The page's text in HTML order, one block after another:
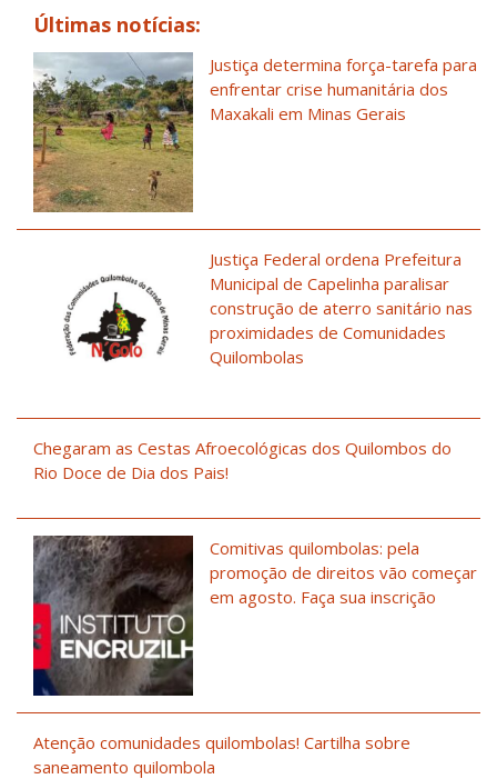
Últimas notícias:
Justiça determina força-tarefa para
enfrentar crise humanitária dos
Maxakali em Minas Gerais
Justiça Federal ordena Prefeitura
Municipal de Capelinha paralisar
construção de aterro sanitário nas
proximidades de Comunidades
Quilombolas
Chegaram as Cestas Afroecológicas dos Quilombos do
Rio Doce de Dia dos Pais!
Comitivas quilombolas: pela
promoção de direitos vão começar
em agosto. Faça sua inscrição
Atenção comunidades quilombolas! Cartilha sobre
saneamento quilombola